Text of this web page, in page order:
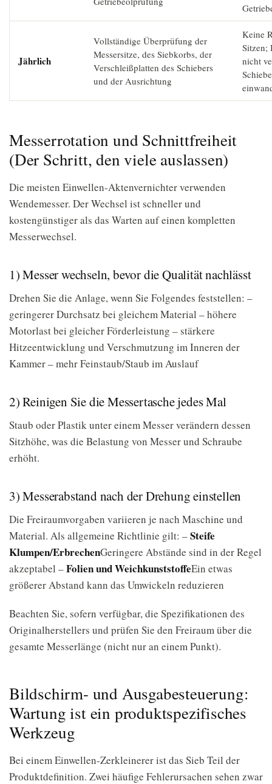
Jährlich
Vollständige Überprüfung der
Messersitze, des Siebkorbs, der
Verschleißplatten des Schiebers
und der Ausrichtung
Keine
Sitzen;
nicht
Messerrotation und Schnittfreiheit
(Der Schritt, den viele auslassen)
Die meisten Einwellen-Aktenvernichter verwenden
Wendemesser. Der Wechsel ist schneller und
kostengünstiger als das Warten auf einen kompletten
Messerwechsel.
1) Messer wechseln, bevor die Qualität nachlässt
Drehen Sie die Anlage, wenn Sie Folgendes feststellen: –
geringerer Durchsatz bei gleichem Material – höhere
Motorlast bei gleicher Förderleistung – stärkere
Hitzeentwicklung und Verschmutzung im Inneren der
Kammer – mehr Feinstaub/Staub im Auslauf
2) Reinigen Sie die Messertasche jedes Mal
Staub oder Plastik unter einem Messer verändern dessen
Sitzhöhe, was die Belastung von Messer und Schraube
erhöht.
3) Messerabstand nach der Drehung einstellen
Die Freiraumvorgaben variieren je nach Maschine und
Material. Als allgemeine Richtlinie gilt: –Steife
Klumpen/ErbrechenGeringere Abstände sind in der Regel
akzeptabel –Folien und WeichkunststoffeEin etwas
größerer Abstand kann das Umwickeln reduzieren
Beachten Sie, sofern verfügbar, die Spezifikationen des
Originalherstellers und prüfen Sie den Freiraum über die
gesamte Messerlänge (nicht nur an einem Punkt).
Bildschirm- und Ausgabesteuerung:
Wartung ist ein produktspezifisches
Werkzeug
Bei einem Einwellen-Zerkleinerer ist das Sieb Teil der
Produktdefinition. Zwei häufige Fehlerursachen sehen zwar